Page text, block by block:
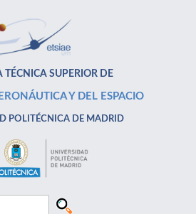
TÉCNICA SUPERIOR DE
Y DEL ESPACIO
POLITÉCNICA DE MADRID